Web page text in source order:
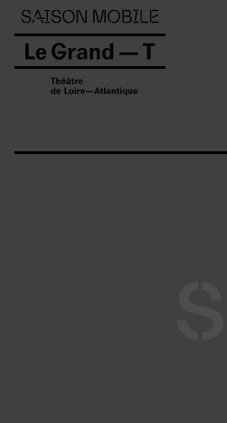
Panneau de gestion des cookies